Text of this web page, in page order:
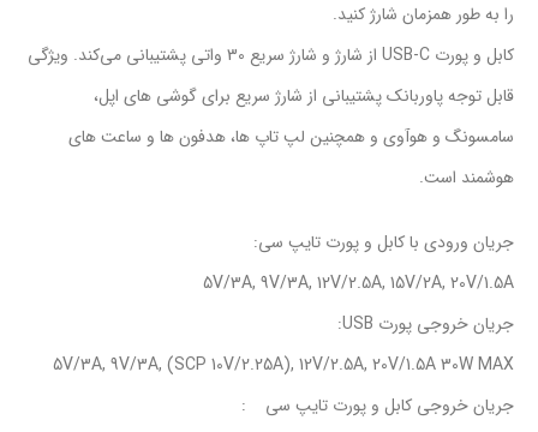
را به طور همزمان شارژ کنید.
کابل و پورت USB-C از شارژ و شارژ سریع 30 واتی پشتیبانی می‌کند. ویژگی
قابل توجه پاوربانک پشتیبانی از شارژ سریع برای گوشی های اپل،
سامسونگ و هوآوی و همچنین لپ تاپ ها، هدفون ها و ساعت های
هوشمند است.
جریان ورودی با کابل و پورت تایپ سی:
5V/3A, 9V/3A, 12V/2.5A, 15V/2A, 20V/1.5A
جریان خروجی پورت USB:
5V/3A, 9V/3A, (SCP 10V/2.25A), 12V/2.5A, 20V/1.5A 30W MAX
جریان خروجی کابل و پورت تایپ سی :